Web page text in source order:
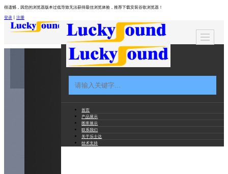
很遗憾，因您的浏览器版本过低导致无法获得最佳浏览体验，推荐下载安装谷歌浏览器！
登录 丨 注册
首页
产品展示
图库展示
联系我们
关于乐士达
技术支持